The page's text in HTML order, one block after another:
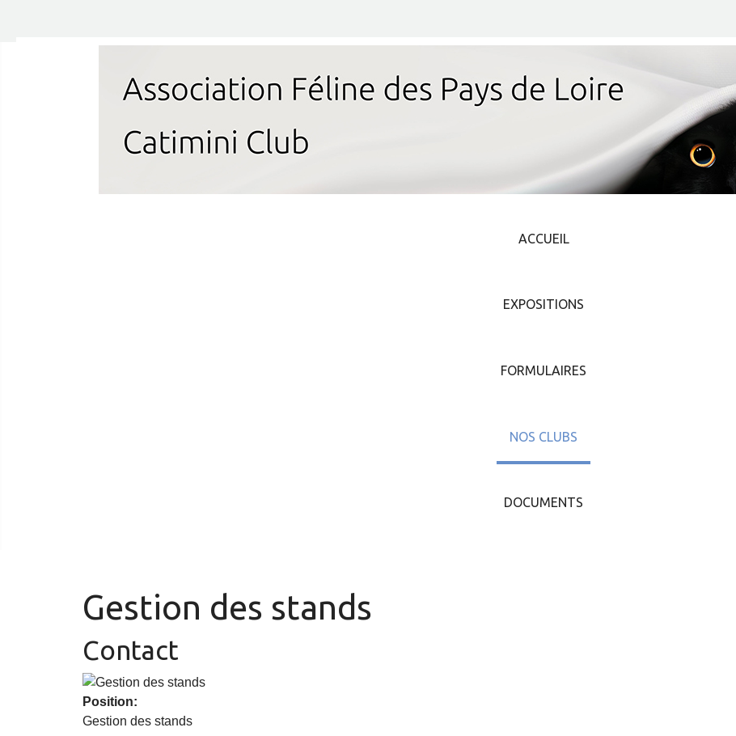
ACCUEIL
EXPOSITIONS
FORMULAIRES
NOS CLUBS
DOCUMENTS
Gestion des stands
Contact
Position:
Gestion des stands